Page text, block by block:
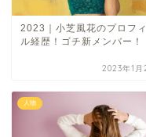
2023｜小芝風花のプロフ
ル経歴！ゴチ新メンバー！
2023年1月
人物